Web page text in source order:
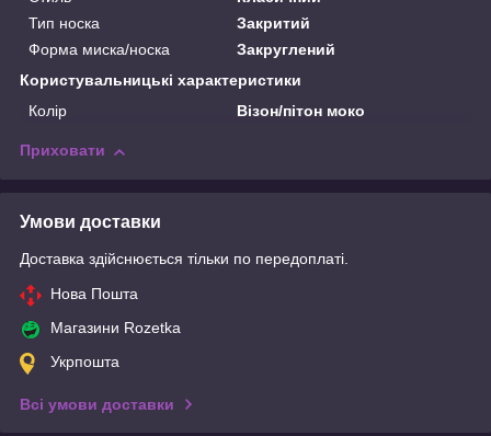
Тип носка
Закритий
Форма миска/носка
Закруглений
Користувальницькі характеристики
Колір
Візон/пітон моко
Приховати
Умови доставки
Доставка здійснюється тільки по передоплаті.
Нова Пошта
Магазини Rozetka
Укрпошта
Всі умови доставки